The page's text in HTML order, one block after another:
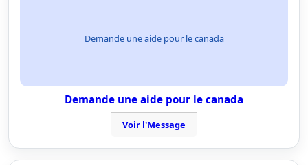
Demande une aide pour le canada
Demande une aide pour le canada
Voir l'Message